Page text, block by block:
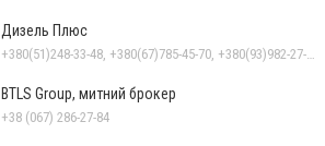
Дизель Плюс
BTLS Group, митний брокер
+38 (067) 286-27-84